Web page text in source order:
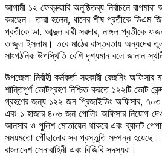
আগামী ১২ ফেব্রুয়ারি অনুষ্ঠিতব্য নির্বাচনে বাগমারা
করছেন। তারা হলেন, ধানের শীষ প্রতীকে ডিএম
প্রতীকে ডা. আব্দুল বারী সরদার, নাঙ্গল প্রতীকে
তাজুল ইসলাম। তবে মাঠের বাস্তবতায় অন্যদের
সাংগঠনিক উপস্থিতি বেশি দৃশ্যমান বলে জানান
উপজেলা নির্বাহী কর্মকর্তা সহকারী রেজনিং
শান্তিপূর্ণ ভোটগ্রহণ নিশ্চিত করতে ১২২টি ভোট
গ্রহণের জন্য ১২২ জন প্রিজাইডিং অফিসার, ৭০৩
এবং ১ হাজার ৪০৬ জন পোলিং অফিসার নিয়োগ
আনসার ও পুলিশ মোতায়েন থাকবে এবং ব্যালট
সময়মতো পৌঁছানোর সব প্রস্তুতি সম্পন্ন হয়েছে।
বাংলাদেশ সেনাবাহিনী এবং বিজিবি সদস্যরা।